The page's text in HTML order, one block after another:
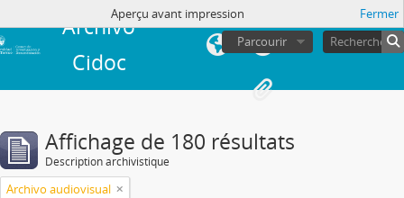
Archivo
Cidoc
de session
Parcourir
Aperçu avant impression Fermer
Affichage de 180 résultats
Description archivistique
Archivo audiovisual